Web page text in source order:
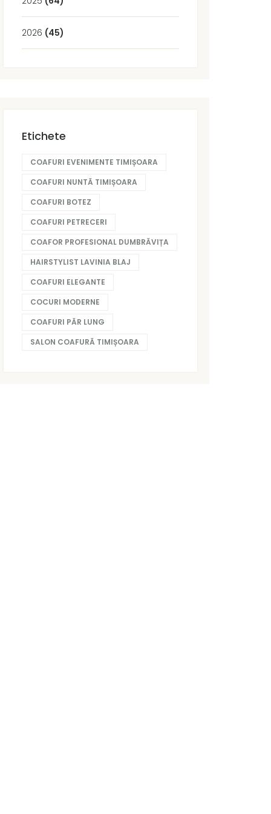
2026 (45)
Etichete
COAFURI EVENIMENTE TIMIȘOARA
COAFURI NUNTĂ TIMIȘOARA
COAFURI BOTEZ
COAFURI PETRECERI
COAFOR PROFESIONAL DUMBRĂVIȚA
HAIRSTYLIST LAVINIA BLAJ
COAFURI ELEGANTE
COCURI MODERNE
COAFURI PĂR LUNG
SALON COAFURĂ TIMIȘOARA